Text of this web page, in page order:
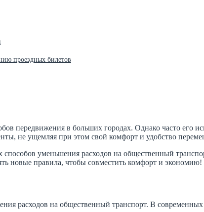
проездных билетов
передвижения в больших городах. Однако часто его
не ущемляя при этом свой комфорт и удобство
уменьшения расходов на общественный
новые правила, чтобы совместить комфорт и экономию!
расходов на общественный транспорт. В